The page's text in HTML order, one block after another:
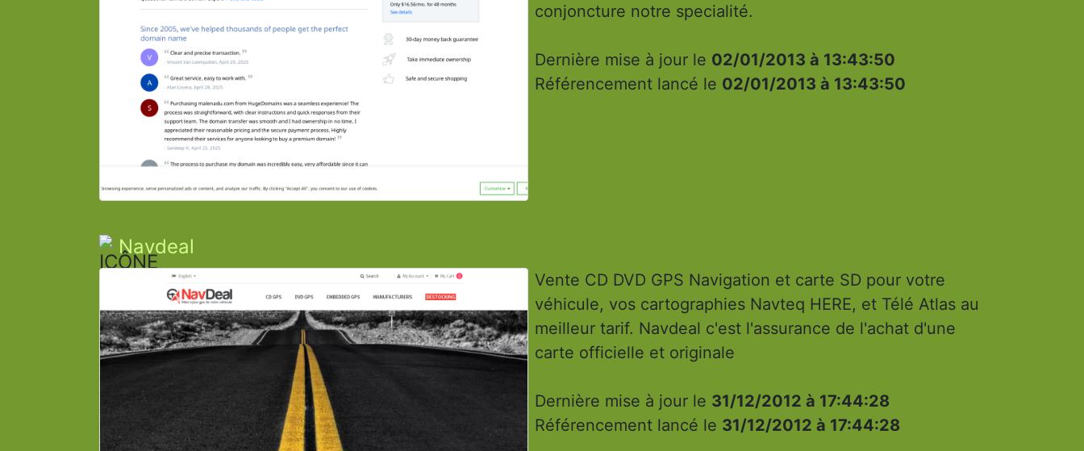
conjoncture notre specialité.
Dernière mise à jour le 02/01/2013 à 13:43:50
Référencement lancé le 02/01/2013 à 13:43:50
Navdeal
Vente CD DVD GPS Navigation et carte SD pour votre
véhicule, vos cartographies Navteq HERE, et Télé Atlas au
meilleur tarif. Navdeal c'est l'assurance de l'achat d'une
carte officielle et originale
Dernière mise à jour le 31/12/2012 à 17:44:28
Référencement lancé le 31/12/2012 à 17:44:28